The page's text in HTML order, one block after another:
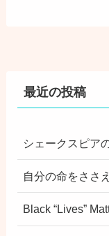
最近の投稿
シェークスピア
自分の命をささ
Black “Lives”